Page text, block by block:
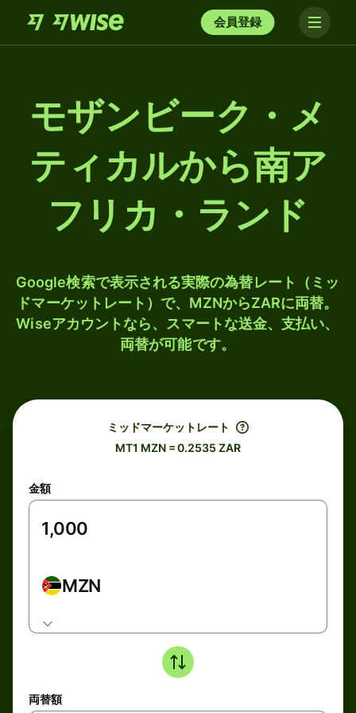
会員登録
モザンビーク・メ
ティカルから南ア
フリカ・ランド
Google検索で表示される実際の為替レート（ミッ
ドマーケットレート）で、MZNからZARに両替。
Wiseアカウントなら、スマートな送金、支払い、
両替が可能です。
ミッドマーケットレート
MT1 MZN = 0.2535 ZAR
金額
MZN
両替額